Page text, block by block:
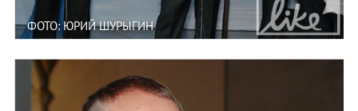
ФОТО: ЮРИЙ ШУРЫГИН